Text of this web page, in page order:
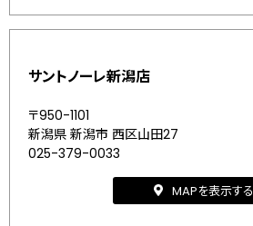
サントノーレ新潟店
〒950-1101
新潟県 新潟市 西区山田27
025-379-0033
MAPを表示する